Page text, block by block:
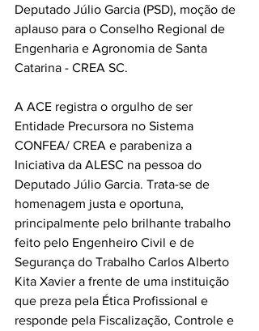
Deputado Júlio Garcia (PSD), moção de
aplauso para o Conselho Regional de
Engenharia e Agronomia de Santa
Catarina - CREA SC.
A ACE registra o orgulho de ser
Entidade Precursora no Sistema
CONFEA/ CREA e parabeniza a
Iniciativa da ALESC na pessoa do
Deputado Júlio Garcia. Trata-se de
homenagem justa e oportuna,
principalmente pelo brilhante trabalho
feito pelo Engenheiro Civil e de
Segurança do Trabalho Carlos Alberto
Kita Xavier a frente de uma instituição
que preza pela Ética Profissional e
responde pela Fiscalização, Controle e